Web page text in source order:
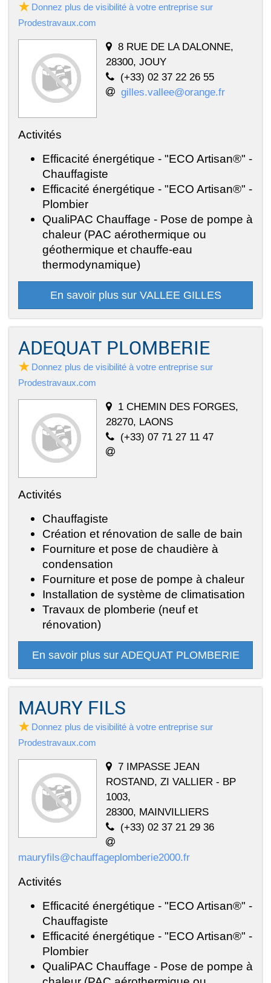
Donnez plus de visibilité à votre entreprise sur
Prodestravaux.com
8 RUE DE LA DALONNE,
28300, JOUY
(+33) 02 37 22 26 55
gilles.vallee@orange.fr
Activités
Efficacité énergétique - "ECO Artisan®" -
Chauffagiste
Efficacité énergétique - "ECO Artisan®" -
Plombier
QualiPAC Chauffage - Pose de pompe à
chaleur (PAC aérothermique ou
géothermique et chauffe-eau
thermodynamique)
En savoir plus sur VALLEE GILLES
ADEQUAT PLOMBERIE
Donnez plus de visibilité à votre entreprise sur
Prodestravaux.com
1 CHEMIN DES FORGES,
28270, LAONS
(+33) 07 71 27 11 47
Activités
Chauffagiste
Création et rénovation de salle de bain
Fourniture et pose de chaudière à
condensation
Fourniture et pose de pompe à chaleur
Installation de système de climatisation
Travaux de plomberie (neuf et
rénovation)
En savoir plus sur ADEQUAT PLOMBERIE
MAURY FILS
Donnez plus de visibilité à votre entreprise sur
Prodestravaux.com
7 IMPASSE JEAN
ROSTAND, ZI VALLIER - BP
1003,
28300, MAINVILLIERS
(+33) 02 37 21 29 36
mauryfils@chauffageplomberie2000.fr
Activités
Efficacité énergétique - "ECO Artisan®" -
Chauffagiste
Efficacité énergétique - "ECO Artisan®" -
Plombier
QualiPAC Chauffage - Pose de pompe à